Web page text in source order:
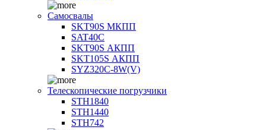
Самосвалы
SKT90S МКПП
SAT40C
SKT90S АКПП
SKT105S АКПП
SYZ320C-8W(V)
Телескопические погрузчики
STH1840
STH1440
STH742